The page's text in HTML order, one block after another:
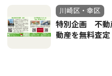
川崎区・幸区
特別企画 不動
動産を無料査